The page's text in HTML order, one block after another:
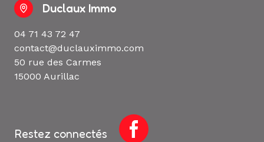
Duclaux Immo
04 71 43 72 47
contact@duclauximmo.com
50 rue des Carmes
15000 Aurillac
Restez connectés